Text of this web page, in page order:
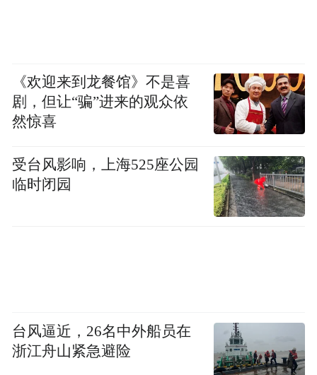
《欢迎来到龙餐馆》不是喜
剧，但让“骗”进来的观众依
然惊喜
受台风影响，上海525座公园
临时闭园
台风逼近，26名中外船员在
浙江舟山紧急避险